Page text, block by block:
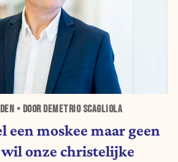
• DOOR DEMETRIO SCAGLIOLA
een moskee maar geen
wil onze christelijke